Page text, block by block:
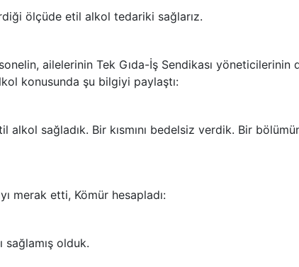
ölçüde etil alkol tedariki sağlarız.
ailelerinin Tek Gıda-İş Sendikası yöneticilerinin
konusunda şu bilgiyi paylaştı:
sağladık. Bir kısmını bedelsiz verdik. Bir
merak etti, Kömür hesapladı:
olduk.